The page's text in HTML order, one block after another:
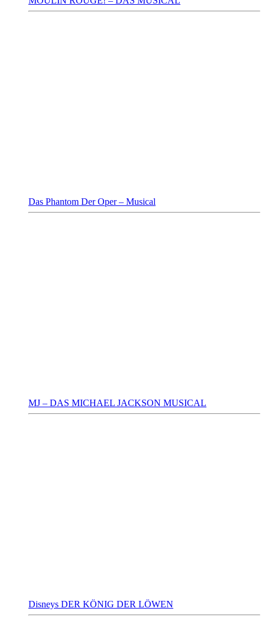
Das Phantom Der Oper – Musical
MJ – DAS MICHAEL JACKSON MUSICAL
Disneys DER KÖNIG DER LÖWEN